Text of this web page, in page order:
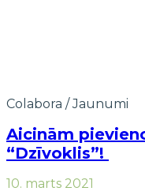
Colabora /Jaunumi
Aicinām
“Dzīvoklis”!
10. marts 2021